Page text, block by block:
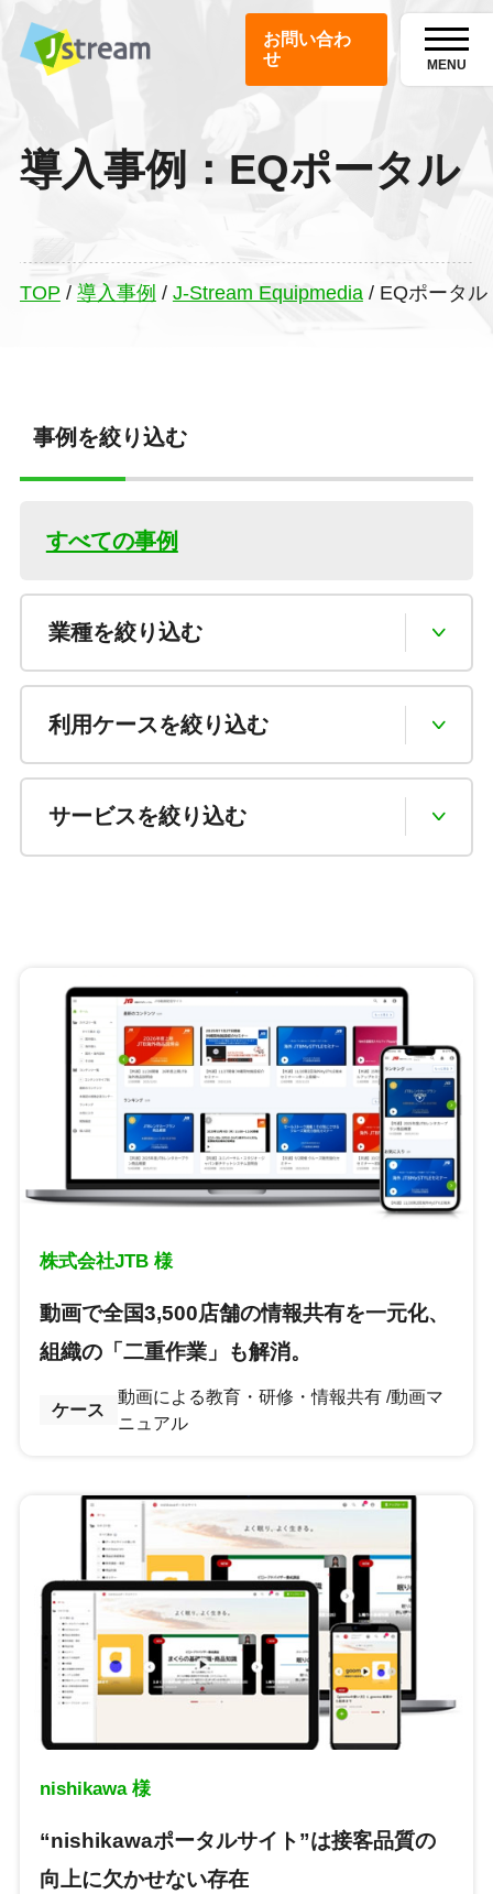
お問い合わ
せ
MENU
導入事例：EQポータル
TOP / 導入事例 / J-Stream Equipmedia/ EQポータル
事例を絞り込む
すべての事例
株式会社JTB 様
動画で全国3,500店舗の情報共有を一元化、
組織の「二重作業」も解消。
ケース
動画による教育・研修・情報共有 動画マ
ニュアル
nishikawa 様
“nishikawaポータルサイト”は接客品質の
向上に欠かせない存在